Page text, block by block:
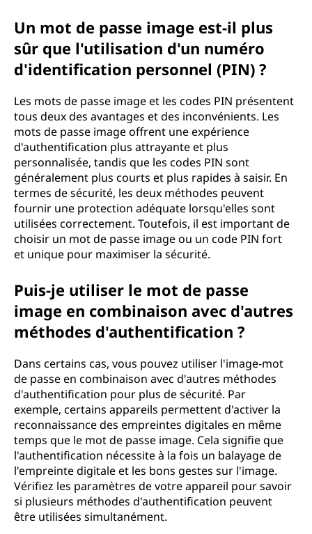
Un mot de passe image est-il plus
sûr que l'utilisation d'un numéro
d'identification personnel (PIN) ?
Les mots de passe image et les codes PIN présentent
tous deux des avantages et des inconvénients. Les
mots de passe image offrent une expérience
d'authentification plus attrayante et plus
personnalisée, tandis que les codes PIN sont
généralement plus courts et plus rapides à saisir. En
termes de sécurité, les deux méthodes peuvent
fournir une protection adéquate lorsqu'elles sont
utilisées correctement. Toutefois, il est important de
choisir un mot de passe image ou un code PIN fort
et unique pour maximiser la sécurité.
Puis-je utiliser le mot de passe
image en combinaison avec d'autres
méthodes d'authentification ?
Dans certains cas, vous pouvez utiliser l'image-mot
de passe en combinaison avec d'autres méthodes
d'authentification pour plus de sécurité. Par
exemple, certains appareils permettent d'activer la
reconnaissance des empreintes digitales en même
temps que le mot de passe image. Cela signifie que
l'authentification nécessite à la fois un balayage de
l'empreinte digitale et les bons gestes sur l'image.
Vérifiez les paramètres de votre appareil pour savoir
si plusieurs méthodes d'authentification peuvent
être utilisées simultanément.